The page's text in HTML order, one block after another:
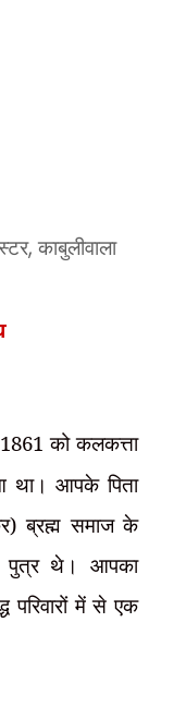
, काबुलीवाला
1861 को कलकत्ता
था। आपके पिता
ब्रह्म समाज के
थे। आपका
परिवारोंमें से एक